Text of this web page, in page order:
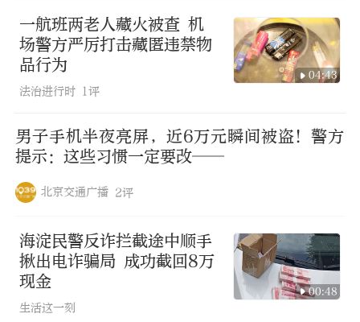
一航班两老人藏火被查 机
场警方严厉打击藏匿违禁物
品行为
法治进行时 1评
04:43
男子手机半夜亮屏，近6万元瞬间被盗！警方
提示：这些习惯一定要改——
北京交通广播 2评
海淀民警反诈拦截途中顺手
揪出电诈骗局 成功截回8万
现金
生活这一刻
00:48